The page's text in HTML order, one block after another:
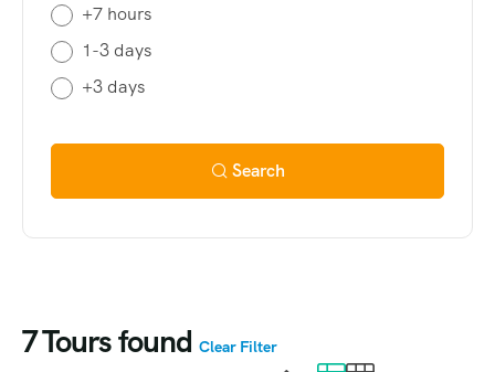
7Tours found Clear Filter
+7 hours
1-3 days
+3 days
Search